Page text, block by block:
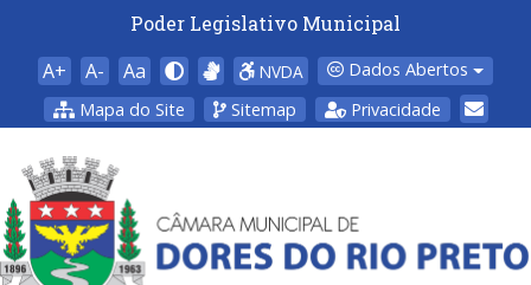
Poder Legislativo Municipal
A+ A- Aa NVDA
Dados Abertos
Mapa do Site
Sitemap Privacidade